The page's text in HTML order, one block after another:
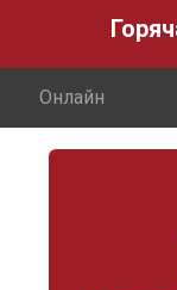
Онлайн